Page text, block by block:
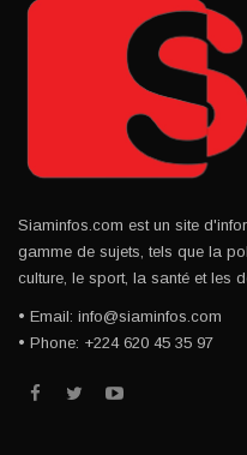
Siaminfos.com est un site
gamme de sujets, tels que la
culture, le sport, la santé et les
• Email: info@siaminfos.com
• Phone: +224 620 45 35 97